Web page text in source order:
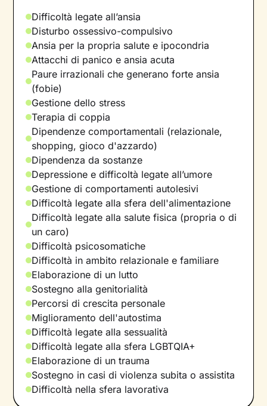
Difficoltà legate all’ansia
Disturbo ossessivo-compulsivo
Ansia per la propria salute e ipocondria
Attacchi di panico e ansia acuta
Paure irrazionali che generano forte ansia
(fobie)
Gestione dello stress
Terapia di coppia
Dipendenze comportamentali (relazionale,
shopping, gioco d'azzardo)
Dipendenza da sostanze
Depressione e difficoltà legate all’umore
Gestione di comportamenti autolesivi
Difficoltà legate alla sfera dell'alimentazione
Difficoltà legate alla salute fisica (propria o di
un caro)
Difficoltà psicosomatiche
Difficoltà in ambito relazionale e familiare
Elaborazione di un lutto
Sostegno alla genitorialità
Percorsi di crescita personale
Miglioramento dell'autostima
Difficoltà legate alla sessualità
Difficoltà legate alla sfera LGBTQIA+
Elaborazione di un trauma
Sostegno in casi di violenza subita o assistita
Difficoltà nella sfera lavorativa